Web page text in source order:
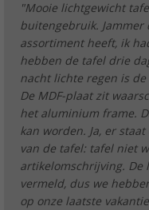
"Mooie lichtgewicht
buitengebruik.
assortiment heeft, ik
hebben de tafel drie
nacht lichte regen is
De MDF-plaat zit
het aluminium frame.
kan worden. Ja, er
van de tafel: tafel niet
artikelomschrijving. De
vermeld, dus we
op onze laatste